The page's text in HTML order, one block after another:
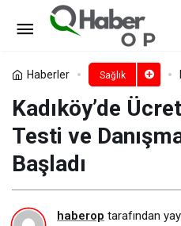
Haberler Sağlık
Kadıköy’de
Testi ve
Başladı
haberop tarafından
Meme
Yaklaşımlarla
Yorum Yap